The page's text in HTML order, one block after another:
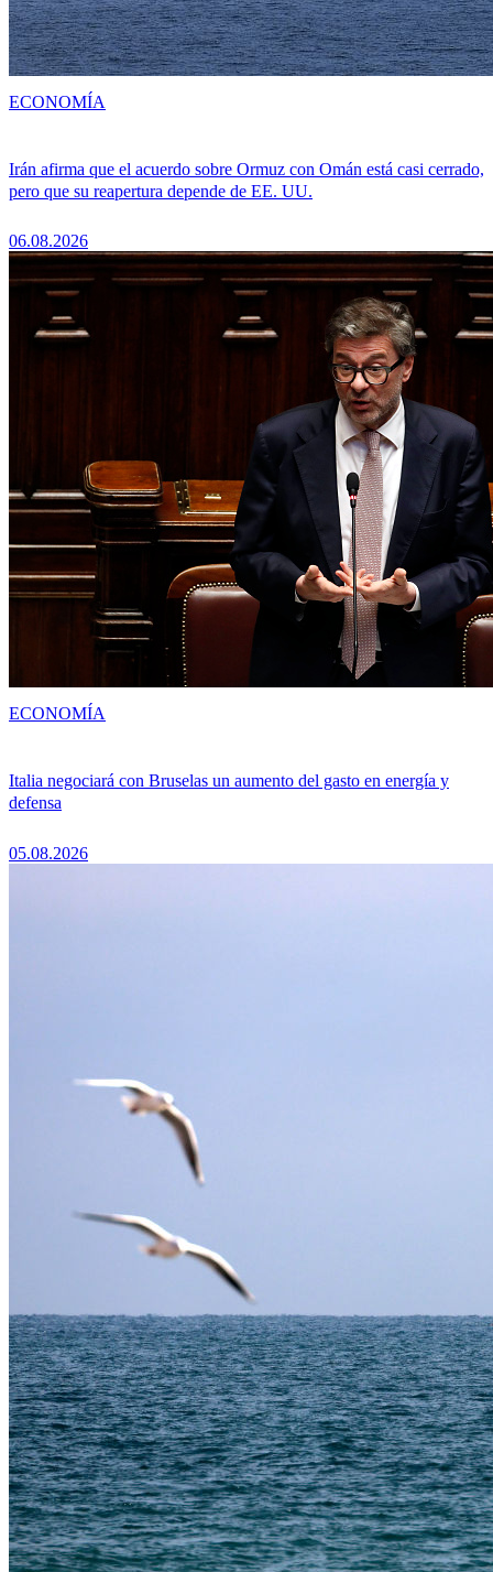
Irán afirma que el acuerdo sobre Ormuz con Omán está casi cerrado,
pero que su reapertura depende de EE. UU.
06.08.2026
ECONOMÍA
Italia negociará con Bruselas un aumento del gasto en energía y
defensa
05.08.2026
ECONOMÍA